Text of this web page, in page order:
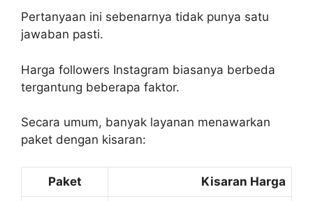
Pertanyaan ini sebenarnya tidak punya satu
jawaban pasti.
Harga followers Instagram biasanya berbeda
tergantung beberapa faktor.
Secara umum, banyak layanan menawarkan
paket dengan kisaran:
Paket Kisaran Harga